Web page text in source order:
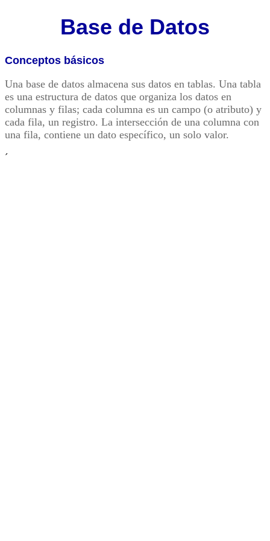
Base de Datos
Conceptos básicos
Una base de datos almacena sus datos en tablas. Una tabla
es una estructura de datos que organiza los datos en
columnas y filas; cada columna es un campo (o atributo) y
cada fila, un registro. La intersección de una columna con
una fila, contiene un dato específico, un solo valor.
´